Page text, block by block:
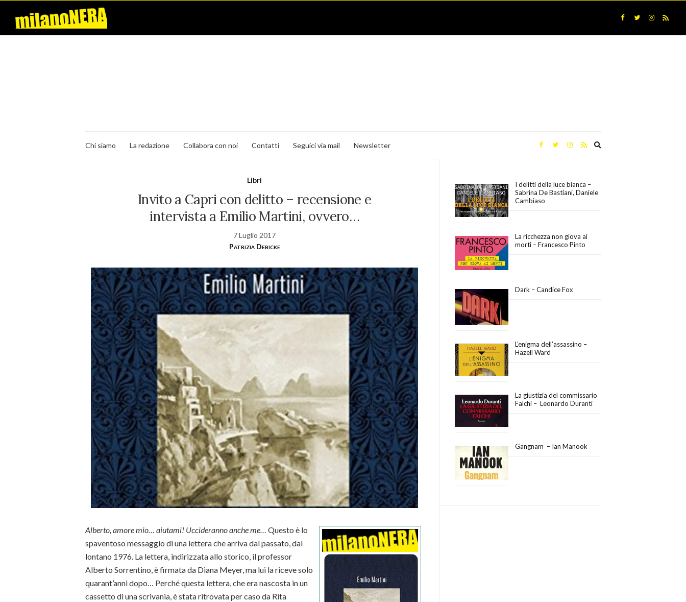
Chi siamo La redazione Collabora con noi Contatti Seguici via mail Newsletter
Libri
Invito a Capri con delitto – recensione e
intervista a Emilio Martini, ovvero…
7 Luglio 2017
Patrizia Debicke
Alberto, amore mio… aiutami! Uccideranno anche me… Questo è lo
spaventoso messaggio di una lettera che arriva dal passato, dal
lontano 1976. La lettera, indirizzata allo storico, il professor
Alberto Sorrentino, è firmata da Diana Meyer, ma lui la riceve solo
quarant’anni dopo… Perché questa lettera, che era nascosta in un
cassetto di una scrivania, è stata ritrovata per caso da Rita
I delitti della luce bianca –
Sabrina De Bastiani, Daniele
Cambiaso
La ricchezza non giova ai
morti – Francesco Pinto
Dark – Candice Fox
L’enigma dell’assassino –
Hazell Ward
La giustizia del commissario
Falchi – Leonardo Duranti
Gangnam – Ian Manook